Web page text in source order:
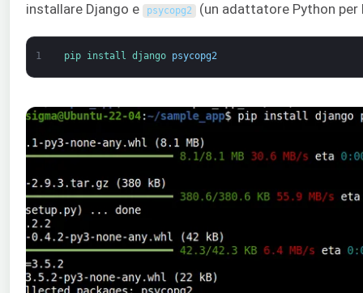
installare Django e
psycopg2 (un adattatore Python per
1 pip install django psycopg2